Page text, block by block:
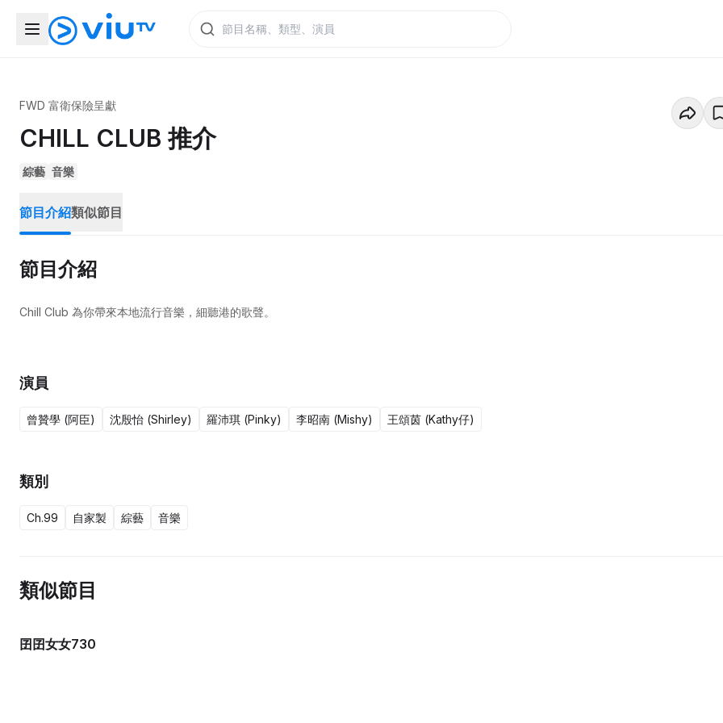
FWD 富衛保險呈獻
CHILL CLUB 推介
綜藝 音樂
節目介紹類似節目
節目介紹
Chill Club 為你帶來本地流行音樂，細聽港的歌聲。
演員
曾贊學 (阿臣) 沈殷怡 (Shirley) 羅沛琪 (Pinky) 李昭南 (Mishy) 王頌茵 (Kathy仔)
類別
Ch.99 自家製 綜藝 音樂
類似節目
囝囝女女730